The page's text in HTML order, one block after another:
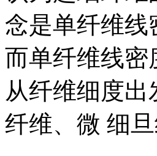
念是单纤维线
而单纤维线密
从纤维细度
纤维、微 细